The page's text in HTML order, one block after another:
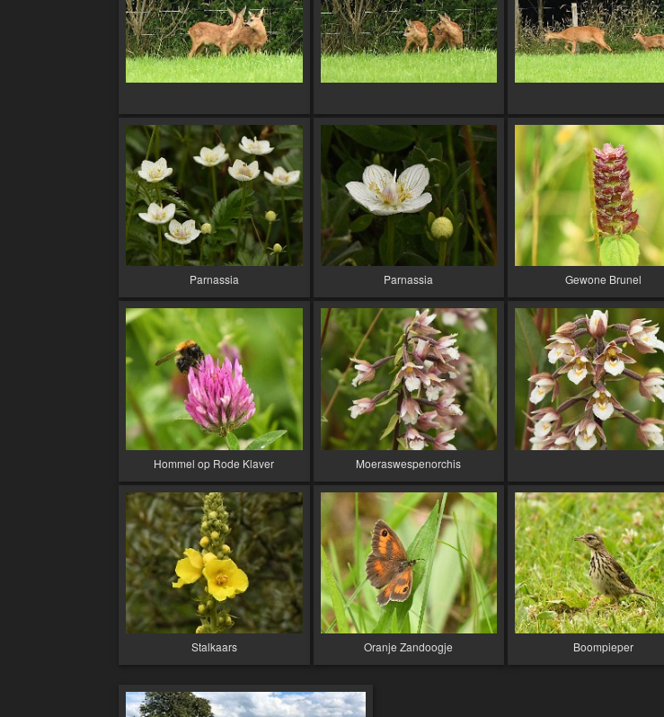
Parnassia Parnassia Gewone Brunel
Hommel op Rode Klaver Moeraswespenorchis
Stalkaars Oranje Zandoogje Boompieper